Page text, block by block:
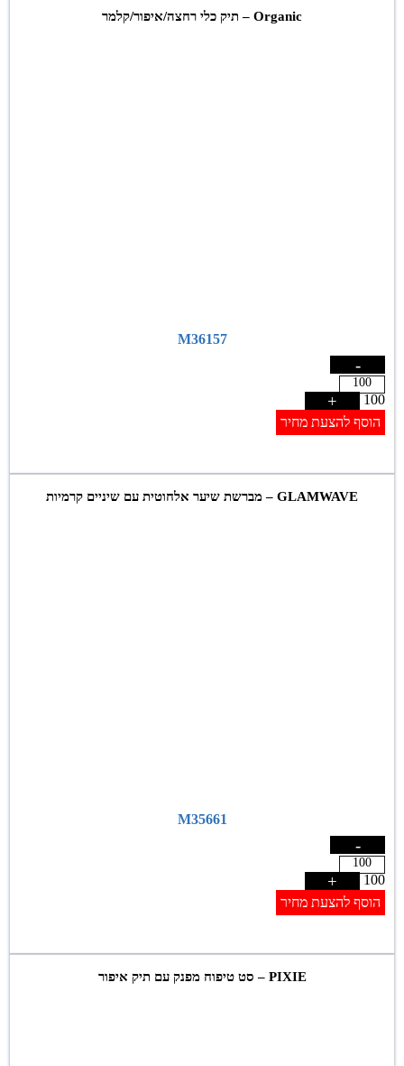
Organic – תיק כלי רחצה/איפור/קלמר
M36157
-
100
+
הוסף להצעת מחיר
GLAMWAVE – מברשת שיער אלחוטית עם שיניים קרמיות
M35661
-
100
+
הוסף להצעת מחיר
PIXIE – סט טיפוח מפנק עם תיק איפור